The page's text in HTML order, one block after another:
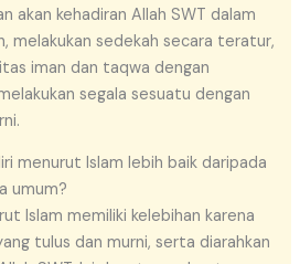
akan kehadiran Allah SWT dalam
melakukan sedekah secara teratur,
iman dan taqwa dengan
segala sesuatu dengan
menurut Islam lebih baik daripada
umum?
Islam memiliki kelebihan karena
tulus dan murni, serta diarahkan